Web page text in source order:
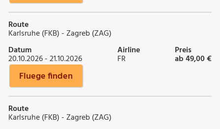
Route
Karlsruhe (FKB) - Zagreb (ZAG)
Datum
20.10.2026 - 21.10.2026
Airline
FR
Preis
ab 49,00 €
Fluege finden
Route
Karlsruhe (FKB) - Zagreb (ZAG)